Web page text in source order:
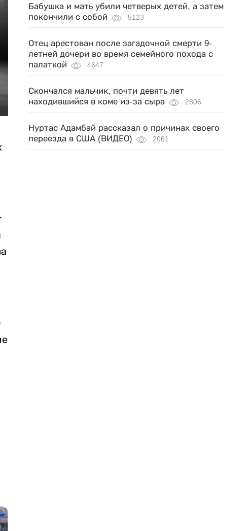
Бабушка и мать убили четверых детей, а затем
покончили с собой
5123
Отец арестован после загадочной смерти 9-
летней дочери во время семейного похода с
палаткой
4647
Скончался мальчик, почти девять лет
находившийся в коме из-за сыра
2806
Нуртас Адамбай рассказал о причинах своего
переезда в США (ВИДЕО)
2061